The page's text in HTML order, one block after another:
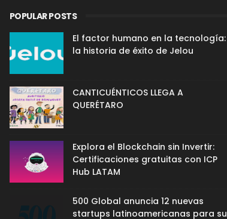
POPULAR POSTS
El factor humano en la tecnología:
la historia de éxito de Jelou
CANTICUÉNTICOS LLEGA A
QUERÉTARO
Explora el Blockchain sin Invertir:
Certificaciones gratuitas con ICP
Hub LATAM
500 Global anuncia 12 nuevas
startups latinoamericanas para su